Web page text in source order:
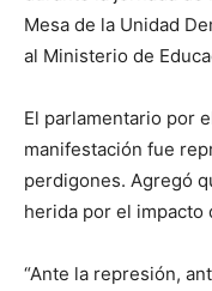
Mesa de la Unidad
al Ministerio de
El parlamentario por
manifestación fue
perdigones. Agregó
herida por el impacto
“Ante la represión,